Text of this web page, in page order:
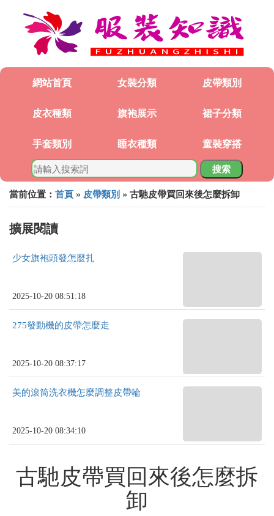
網站首頁 女裝分類 皮帶類別
皮衣種類 旗袍展示 裙子分類
手套類別 睡衣種類 童裝穿搭
搜索
當前位置： 首頁 » 皮帶類別 » 古馳皮帶買回來後怎麼拆卸
擴展閱讀
少女旗袍頭發怎麼扎
2025-10-20 08:51:18
275發動機的皮帶怎麼走
2025-10-20 08:37:17
美的滾筒洗衣機怎麼調整皮帶輪
2025-10-20 08:34:10
古馳皮帶買回來後怎麼拆
卸